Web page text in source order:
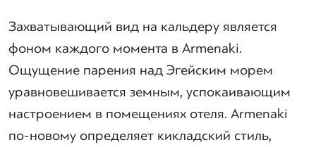
Захватывающий вид на кальдеру является
фоном каждого момента в Armenaki.
Ощущение парения над Эгейским морем
уравновешивается земным, успокаивающим
настроением в помещениях отеля. Armenaki
по-новому определяет кикладский стиль,